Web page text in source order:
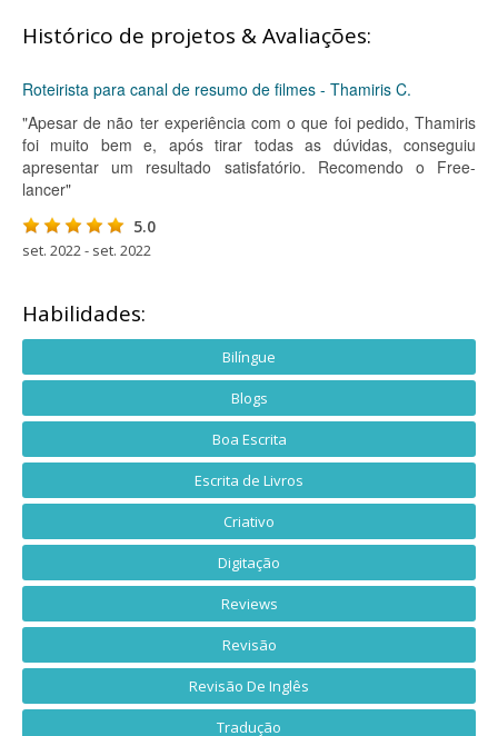
Histórico de projetos & Avaliações:
Roteirista para canal de resumo de filmes - Thamiris C.
"Apesar de não ter experiência com o que foi pedido, Thamiris
foi muito bem e, após tirar todas as dúvidas, conseguiu
apresentar um resultado satisfatório. Recomendo o Free-
lancer"
5.0
set. 2022 - set. 2022
Habilidades:
Bilíngue
Blogs
Boa Escrita
Escrita de Livros
Criativo
Digitação
Reviews
Revisão
Revisão De Inglês
Tradução